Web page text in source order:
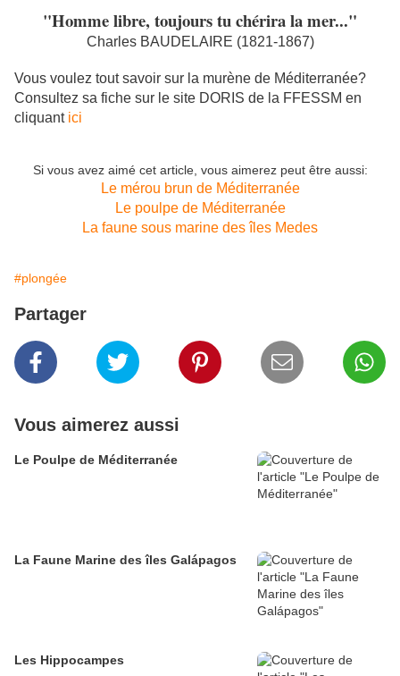
"Homme libre, toujours tu chérira la mer..."
Charles BAUDELAIRE (1821-1867)
Vous voulez tout savoir sur la murène de Méditerranée?
Consultez sa fiche sur le site DORIS de la FFESSM en
cliquant ici
Si vous avez aimé cet article, vous aimerez peut être aussi:
Le mérou brun de Méditerranée
Le poulpe de Méditerranée
La faune sous marine des îles Medes
#plongée
Partager
Vous aimerez aussi
Le Poulpe de Méditerranée
La Faune Marine des îles Galápagos
Les Hippocampes